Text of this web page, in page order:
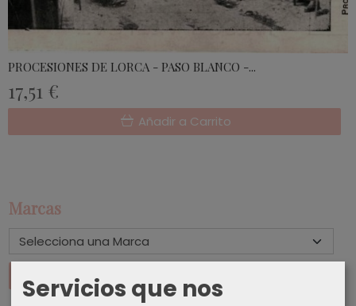
Marcas
PROCESIONES DE LORCA - PASO BLANCO -...
17,51 €
Añadir a Carrito
Servicios que nos